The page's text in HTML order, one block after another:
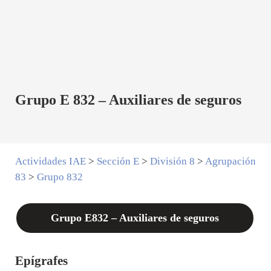
Grupo E 832 – Auxiliares de seguros
Actividades IAE> Sección E> División 8 > Agrupación
83 > Grupo 832
Grupo E832 – Auxiliares de seguros
Epígrafes